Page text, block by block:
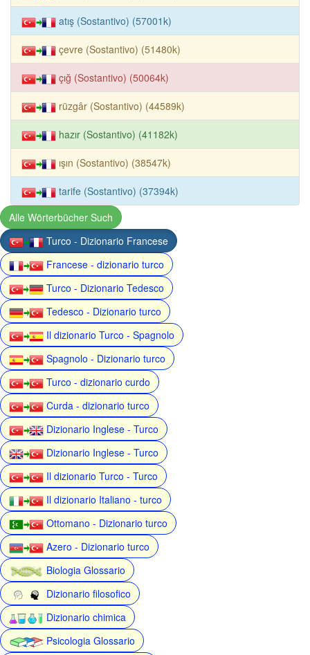
atış (Sostantivo) (57001k)
çevre (Sostantivo) (51480k)
çığ (Sostantivo) (50064k)
rüzgâr (Sostantivo) (44589k)
hazır (Sostantivo) (41182k)
ışın (Sostantivo) (38547k)
tarife (Sostantivo) (37394k)
Alle Wörterbücher Such
Turco - Dizionario Francese
Francese - dizionario turco
Turco - Dizionario Tedesco
Tedesco - Dizionario turco
Il dizionario Turco - Spagnolo
Spagnolo - Dizionario turco
Turco - dizionario curdo
Curda - dizionario turco
Dizionario Inglese - Turco
Dizionario Inglese - Turco
Il dizionario Turco - Turco
Il dizionario Italiano - turco
Ottomano - Dizionario turco
Azero - Dizionario turco
Biologia Glossario
Dizionario filosofico
Dizionario chimica
Psicologia Glossario